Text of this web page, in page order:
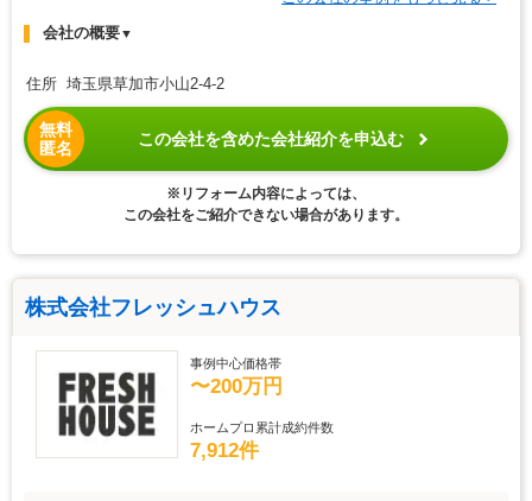
会社の概要▼
住所 埼玉県草加市小山2-4-2
無料
匿名
この会社を含めた会社紹介を申込む
※リフォーム内容によっては、
この会社をご紹介できない場合があります。
株式会社フレッシュハウス
事例中心価格帯
〜200万円
ホームプロ累計成約件数
7,912件